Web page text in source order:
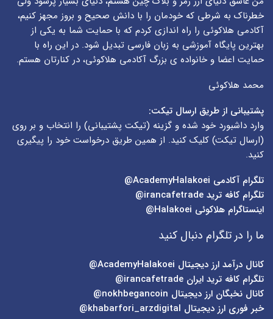
خطرناک به شرطی که خودمان را با دانش صحیح و بروز مجهز کنیم،
آکادمی هلاکوئی را راه اندازی کردم که با حمایت شما به یکی از
بهترین پایگاه آموزشی به زبان فارسی تبدیل شود. در این راه با
حمایت اعضا و خانواده ی بزرگ آکادمی هلاکوئی، در کنارتان هستم.
محمد هلاکوئی
پشتیبانی از طریق ارسال تیکت:
وارد داشبورد خود شده و گزینه (تیکت پشتیبانی) را انتخاب و بر روی
(ارسال تیکت) کلیک کنید. از همین طریق درخواست خود را پیگیری
کنید.
تلگرام آکادمی
تلگرام کافه ترید irancafetrade@
اینستاگرام هلاکوئی Halakoei@
ما را در تلگرام دنبال کنید
کانال درآمد ارز دیجیتال AcademyHalakoei@
تلگرام کافه ترید ایران irancafetrade@
کانال نخبگان ارز دیجیتال nokhbegancoin@
خبر فوری ارز دیجیتال khabarfori_arzdigital@